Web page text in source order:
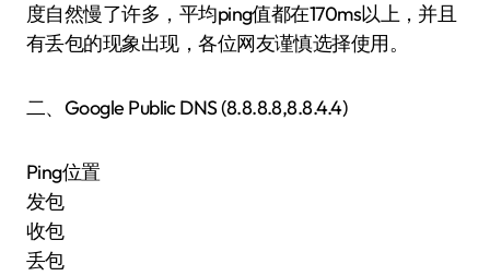
度自然慢了许多，平均ping值都在170ms以上，并且
有丢包的现象出现，各位网友谨慎选择使用。
二、Google Public DNS (8.8.8.8,8.8.4.4)
Ping位置
发包
收包
丢包